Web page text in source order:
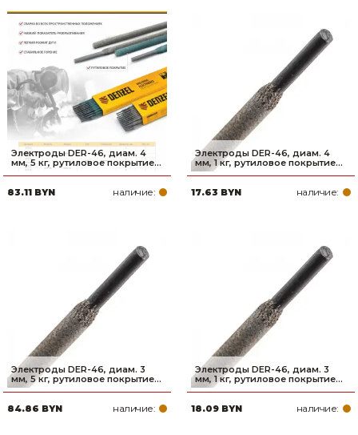
Электроды DER-46, диам. 4
мм, 5 кг, рутиловое покрытие...
83.11 BYN наличие:
Электроды DER-46, диам. 4
мм, 1 кг, рутиловое покрытие...
17.63 BYN наличие:
Электроды DER-46, диам. 3
мм, 5 кг, рутиловое покрытие...
84.86 BYN наличие:
Электроды DER-46, диам. 3
мм, 1 кг, рутиловое покрытие...
18.09 BYN наличие: